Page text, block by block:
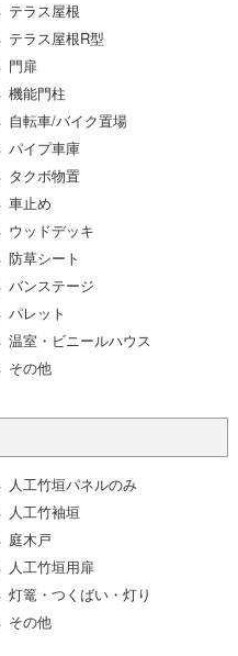
テラス屋根
テラス屋根R型
門扉
機能門柱
自転車/バイク置場
パイプ車庫
タクボ物置
車止め
ウッドデッキ
防草シート
バンステージ
パレット
温室・ビニールハウス
その他
人工竹垣パネルのみ
人工竹袖垣
庭木戸
人工竹垣用扉
灯篭・つくばい・灯り
その他